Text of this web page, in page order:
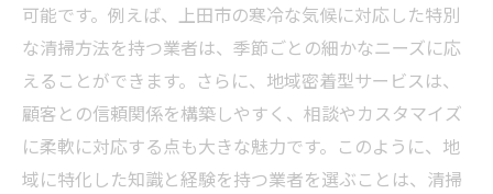
可能です。例えば、上田市の寒冷な気候に対応した特別
な清掃方法を持つ業者は、季節ごとの細かなニーズに応
えることができます。さらに、地域密着型サービスは、
顧客との信頼関係を構築しやすく、相談やカスタマイズ
に柔軟に対応する点も大きな魅力です。このように、地
域に特化した知識と経験を持つ業者を選ぶことは、清掃